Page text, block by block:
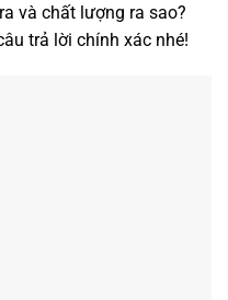
và chất lượng ra sao?
trả lời chính xác nhé!